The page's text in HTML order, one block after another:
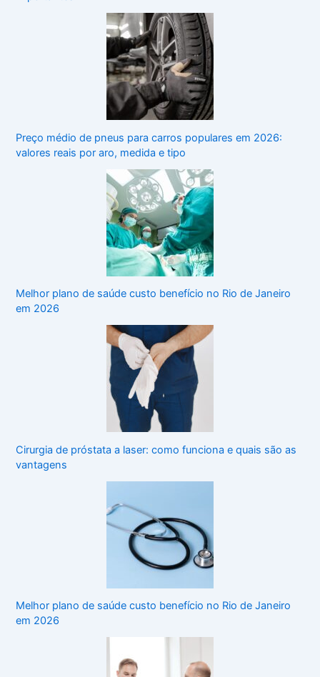
Preço médio de pneus para carros populares em 2026:
valores reais por aro, medida e tipo
Melhor plano de saúde custo benefício no Rio de Janeiro
em 2026
Cirurgia de próstata a laser: como funciona e quais são as
vantagens
Melhor plano de saúde custo benefício no Rio de Janeiro
em 2026